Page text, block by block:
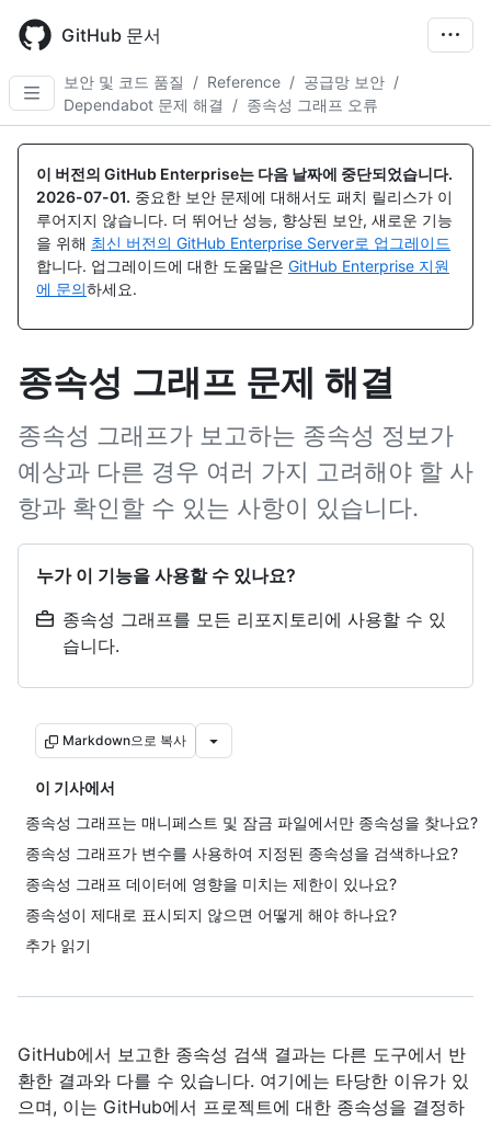
main
content
GitHub 문서
보안 및 코드 품질 / Reference / 공급망 보안 /
Dependabot 문제 해결
/ 종속성 그래프 오류
이 버전의 GitHub Enterprise는 다음 날짜에 중단되었습니다.
2026-07-01. 중요한 보안 문제에 대해서도 패치 릴리스가 이
루어지지 않습니다. 더 뛰어난 성능, 향상된 보안, 새로운 기능
을 위해 최신 버전의 GitHub Enterprise Server로 업그레이드
합니다. 업그레이드에 대한 도움말은 GitHub Enterprise 지원
에 문의하세요.
종속성 그래프 문제 해결
종속성 그래프가 보고하는 종속성 정보가
예상과 다른 경우 여러 가지 고려해야 할 사
항과 확인할 수 있는 사항이 있습니다.
누가 이 기능을 사용할 수 있나요?
종속성 그래프를 모든 리포지토리에 사용할 수 있
습니다.
Markdown으로 복사
이 기사에서
종속성 그래프는 매니페스트 및 잠금 파일에서만 종속성을 찾나요?
종속성 그래프가 변수를 사용하여 지정된 종속성을 검색하나요?
종속성 그래프 데이터에 영향을 미치는 제한이 있나요?
종속성이 제대로 표시되지 않으면 어떻게 해야 하나요?
추가 읽기
GitHub에서 보고한 종속성 검색 결과는 다른 도구에서 반
환한 결과와 다를 수 있습니다. 여기에는 타당한 이유가 있
으며, 이는 GitHub에서 프로젝트에 대한 종속성을 결정하